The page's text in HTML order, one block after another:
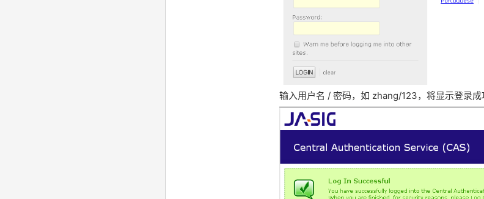
输入用户名 / 密码，如 zhang/123，将显示登录成